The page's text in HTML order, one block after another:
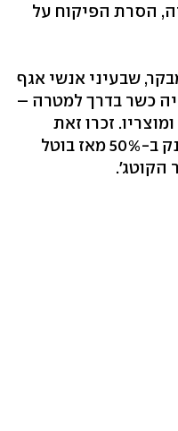
הסרת הפיקוח על
שבעיני אנשי אגף
כשר בדרך למטרה –
זכרו זאת
בימים אלה, כשמחיר הקוטג' זינק ב-50% מאז בוטל
הקוטג'.